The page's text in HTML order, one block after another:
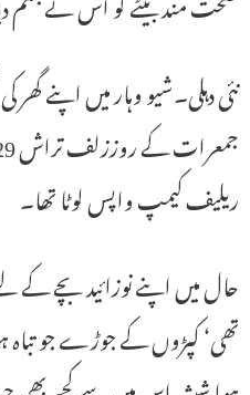
نئی دہلی۔شیو وہار میں اپنے
ریلیف کیمپ واپس لوٹا تھا۔
حال میں اپنے نوزائید بچے کے
تھی‘ کپڑوں کے جوڑے جو تباہ